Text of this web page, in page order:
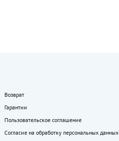
Возврат
Гарантии
Пользовательское соглашение
Согласие на обработку персональных данных